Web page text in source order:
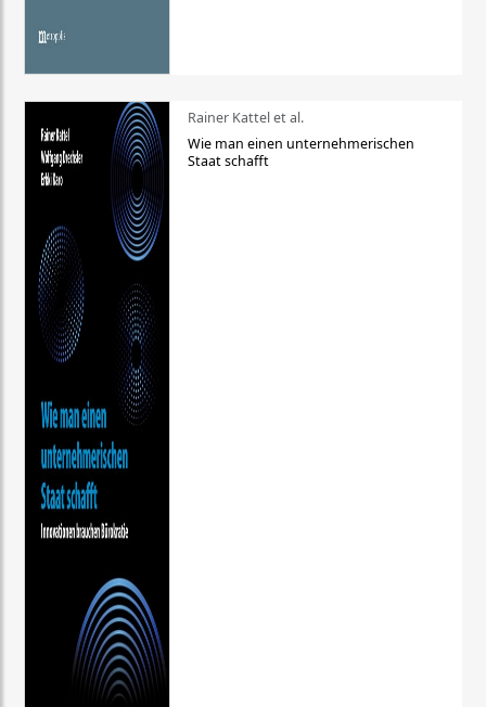
Rainer Kattel et al.
Wie man einen unternehmerischen
Staat schafft